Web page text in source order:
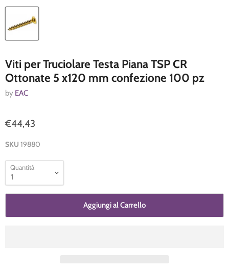
Viti per Truciolare Testa Piana TSP CR
Ottonate 5 x120 mm confezione 100 pz
by EAC
€44,43
SKU 19880
Quantità
Aggiungi al Carrello